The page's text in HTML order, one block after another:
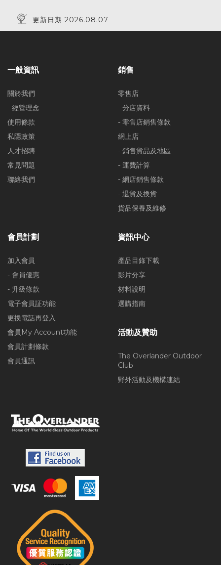
更新日期 2026.08.07
一般資訊
關於我們
- 經營理念
使用條款
私隱政策
人才招聘
常見問題
聯絡我們
銷售
零售店
- 分店資料
- 零售店銷售條款
網上店
- 銷售貨品及地區
- 運費計算
- 網店銷售條款
- 退貨及換貨
貨品保養及維修
會員計劃
加入會員
- 會員優惠
- 升級條款
電子會員証功能
更換電話再登入
會員My Account功能
會員計劃條款
會員通訊
資訊中心
產品目錄下載
影片分享
材料說明
選購指南
活動及贊助
The Overlander Outdoor
Club
野外活動及機構連結